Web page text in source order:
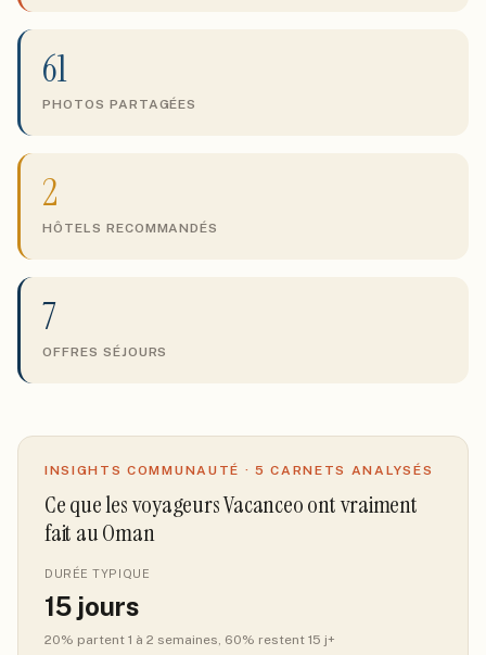
61
PHOTOS PARTAGÉES
2
HÔTELS RECOMMANDÉS
7
OFFRES SÉJOURS
INSIGHTS COMMUNAUTÉ · 5 CARNETS ANALYSÉS
Ce que les voyageurs Vacanceo ont vraiment
fait au Oman
DURÉE TYPIQUE
15 jours
20% partent 1 à 2 semaines, 60% restent 15 j+